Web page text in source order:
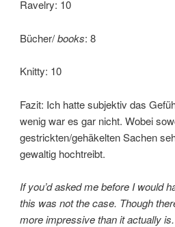
Ravelry: 10
Bücher/books: 8
Knitty: 10
Fazit: Ich hatte subjektiv das
wenig war es gar nicht. Wobei
gestrickten/gehäkelten Sachen
gewaltig hochtreibt.
If you’d asked me before I would
this was not the case. Though
more impressive than it actually is.